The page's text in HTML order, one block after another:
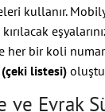
kullanır.
her bir koli
listesi)
ve Evrak